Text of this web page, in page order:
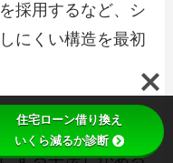
採用するなど、シ
にくい構造を最初
トローディング
する手法）がある
住宅ローン借り換え
いくら減るか診断